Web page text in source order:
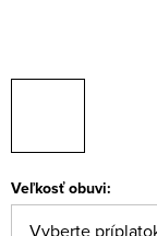
Veľkosť obuvi: